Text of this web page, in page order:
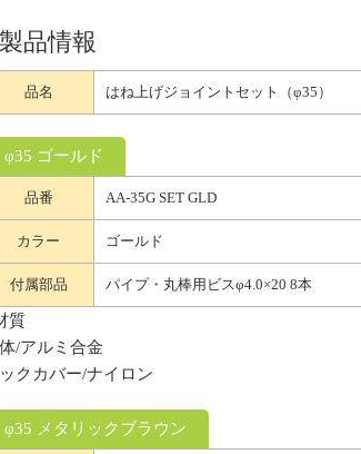
製品情報
品名 はね上げジョイントセット（φ35）
φ35 ゴールド
品番 AA-35G SET GLD
カラー ゴールド
付属部品 パイプ・丸棒用ビスφ4.0×20 8本
質
/アルミ合金
クカバー/ナイロン
φ35 メタリックブラウン